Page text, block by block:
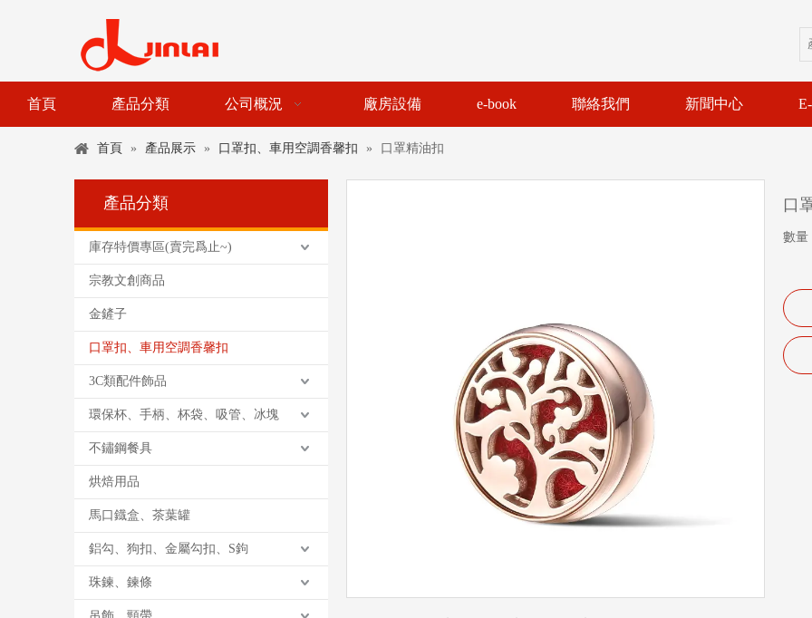
首頁 產品分類 公司概況 廠房設備 e-book 聯絡我們 新聞中心
首頁 » 產品展示 » 口罩扣、車用空調香馨扣 » 口罩精油扣
產品分類
庫存特價專區(賣完爲止~)
宗教文創商品
金鏟子
口罩扣、車用空調香馨扣
3C類配件飾品
環保杯、手柄、杯袋、吸管、冰塊
不鏽鋼餐具
烘焙用品
馬口鐡盒、茶葉罐
鋁勾、狗扣、金屬勾扣、S鉤
珠鍊、鍊條
口
數量